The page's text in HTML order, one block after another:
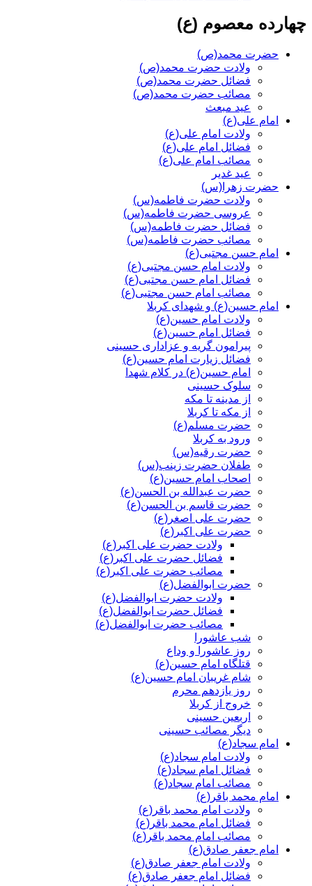
چهارده معصوم (ع)
حضرت محمد(ص)
ولادت حضرت محمد(ص)
فضائل حضرت محمد(ص)
مصائب حضرت محمد(ص)
عید مبعث
امام علی(ع)
ولادت امام علی(ع)
فضائل امام علی(ع)
مصائب امام علی(ع)
عید غدیر
حضرت زهرا(س)
ولادت حضرت فاطمه(س)
عروسی حضرت فاطمه(س)
فضائل حضرت فاطمه(س)
مصائب حضرت فاطمه(س)
امام حسن مجتبی(ع)
ولادت امام حسن مجتبی(ع)
فضائل امام حسن مجتبی(ع)
مصائب امام حسن مجتبی(ع)
امام حسین(ع) و شهدای کربلا
ولادت امام حسین(ع)
فضائل امام حسین(ع)
پیرامون گریه و عزاداری حسینی
فضائل زیارت امام حسین(ع)
امام حسین(ع) در کلام شهدا
سلوک حسینی
از مدینه تا مکه
از مکه تا کربلا
حضرت مسلم(ع)
ورود به کربلا
حضرت رقیه(س)
طفلان حضرت زینب(س)
اصحاب امام حسین(ع)
حضرت عبدالله بن الحسن(ع)
حضرت قاسم بن الحسن(ع)
حضرت علی اصغر(ع)
حضرت علی اکبر(ع)
ولادت حضرت علی اکبر(ع)
فضائل حضرت علی اکبر(ع)
مصائب حضرت علی اکبر(ع)
حضرت ابوالفضل(ع)
ولادت حضرت ابوالفضل(ع)
فضائل حضرت ابوالفضل(ع)
مصائب حضرت ابوالفضل(ع)
شب عاشورا
روز عاشورا و وداع
قتلگاه امام حسین(ع)
شام غریبان امام حسین(ع)
روز یازدهم محرم
خروج از کربلا
اربعین حسینی
دیگر مصائب حسینی
امام سجاد(ع)
ولادت امام سجاد(ع)
فضائل امام سجاد(ع)
مصائب امام سجاد(ع)
امام محمد باقر(ع)
ولادت امام محمد باقر(ع)
فضائل امام محمد باقر(ع)
مصائب امام محمد باقر(ع)
امام جعفر صادق(ع)
ولادت امام جعفر صادق(ع)
فضائل امام جعفر صادق(ع)